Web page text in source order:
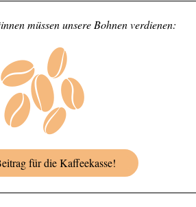
müssen unsereBohnenverdienen:
für die Kaffeekasse!